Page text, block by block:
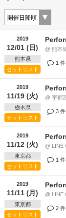
2019
12/01 (日)
熊本県
セットリスト
@ 熊本
1 件
2019
11/19 (火)
栃木県
セットリスト
@ 宇都
3 件
2019
11/12 (火)
東京都
セットリスト
@ LINE
1 件
2019
11/11 (月)
東京都
セットリスト
@ LINE
2 件